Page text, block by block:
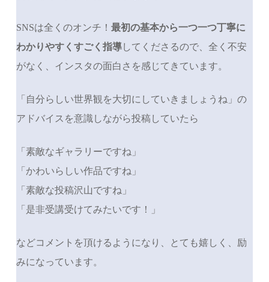
SNSは全くのオンチ！最初の基本から一つ一つ丁寧に
わかりやすくすごく指導してくださるので、全く不安
がなく、インスタの面白さを感じてきています。
「自分らしい世界観を大切にしていきましょうね」の
アドバイスを意識しながら投稿していたら
「素敵なギャラリーですね」
「かわいらしい作品ですね」
「素敵な投稿沢山ですね」
「是非受講受けてみたいです！」
などコメントを頂けるようになり、とても嬉しく、励
みになっています。